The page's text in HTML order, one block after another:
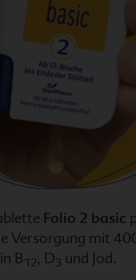
Folio 2 basic
Versorgung mit
B12, D3 und Jod.